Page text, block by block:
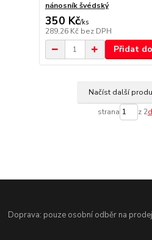
nánosník švédský
350 Kč/ks
289,26 Kč bez DPH
Přidat
Načíst další
strana z 2
Doprava: pouze osobní odběr na